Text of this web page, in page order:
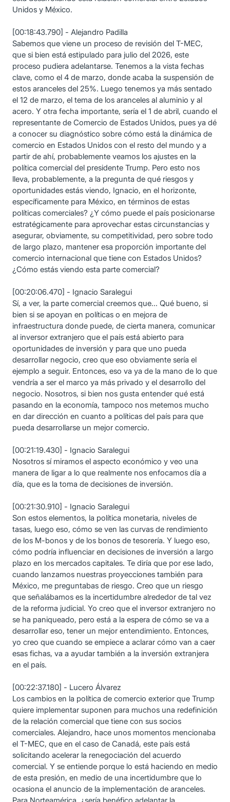
Unidos y México.
[00:18:43.790] - Alejandro Padilla
Sabemos que viene un proceso de revisión del T-MEC,
que si bien está estipulado para julio del 2026, este
proceso pudiera adelantarse. Tenemos a la vista fechas
clave, como el 4 de marzo, donde acaba la suspensión de
estos aranceles del 25%. Luego tenemos ya más sentado
el 12 de marzo, el tema de los aranceles al aluminio y al
acero. Y otra fecha importante, sería el 1 de abril, cuando el
representante de Comercio de Estados Unidos, pues ya dé
a conocer su diagnóstico sobre cómo está la dinámica de
comercio en Estados Unidos con el resto del mundo y a
partir de ahí, probablemente veamos los ajustes en la
política comercial del presidente Trump. Pero esto nos
lleva, probablemente, a la pregunta de qué riesgos y
oportunidades estás viendo, Ignacio, en el horizonte,
específicamente para México, en términos de estas
políticas comerciales? ¿Y cómo puede el país posicionarse
estratégicamente para aprovechar estas circunstancias y
asegurar, obviamente, su competitividad, pero sobre todo
de largo plazo, mantener esa proporción importante del
comercio internacional que tiene con Estados Unidos?
¿Cómo estás viendo esta parte comercial?
[00:20:06.470] - Ignacio Saralegui
Sí, a ver, la parte comercial creemos que... Qué bueno, si
bien si se apoyan en políticas o en mejora de
infraestructura donde puede, de cierta manera, comunicar
al inversor extranjero que el país está abierto para
oportunidades de inversión y para que uno pueda
desarrollar negocio, creo que eso obviamente sería el
ejemplo a seguir. Entonces, eso va ya de la mano de lo que
vendría a ser el marco ya más privado y el desarrollo del
negocio. Nosotros, si bien nos gusta entender qué está
pasando en la economía, tampoco nos metemos mucho
en dar dirección en cuanto a políticas del país para que
pueda desarrollarse un mejor comercio.
[00:21:19.430] - Ignacio Saralegui
Nosotros sí miramos el aspecto económico y veo una
manera de ligar a lo que realmente nos enfocamos día a
día, que es la toma de decisiones de inversión.
[00:21:30.910] - Ignacio Saralegui
Son estos elementos, la política monetaria, niveles de
tasas, luego eso, cómo se ven las curvas de rendimiento
de los M-bonos y de los bonos de tesorería. Y luego eso,
cómo podría influenciar en decisiones de inversión a largo
plazo en los mercados capitales. Te diría que por ese lado,
cuando lanzamos nuestras proyecciones también para
México, me preguntabas de riesgo. Creo que un riesgo
que señalábamos es la incertidumbre alrededor de tal vez
de la reforma judicial. Yo creo que el inversor extranjero no
se ha paniqueado, pero está a la espera de cómo se va a
desarrollar eso, tener un mejor entendimiento. Entonces,
yo creo que cuando se empiece a aclarar cómo van a caer
esas fichas, va a ayudar también a la inversión extranjera
en el país.
[00:22:37.180] - Lucero Álvarez
Los cambios en la política de comercio exterior que Trump
quiere implementar suponen para muchos una redefinición
de la relación comercial que tiene con sus socios
comerciales. Alejandro, hace unos momentos mencionaba
el T-MEC, que en el caso de Canadá, este país está
solicitando acelerar la renegociación del acuerdo
comercial. Y se entiende porque lo está haciendo en medio
de esta presión, en medio de una incertidumbre que lo
ocasiona el anuncio de la implementación de aranceles.